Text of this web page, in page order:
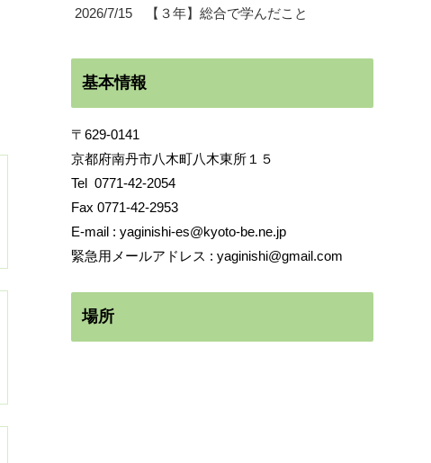
2026/7/15 【３年】総合で学んだこと
基本情報
〒629-0141
京都府南丹市八木町八木東所１５
Tel 0771-42-2054
Fax 0771-42-2953
E-mail : yaginishi-es@kyoto-be.ne.jp
緊急用メールアドレス : yaginishi@gmail.com
場所